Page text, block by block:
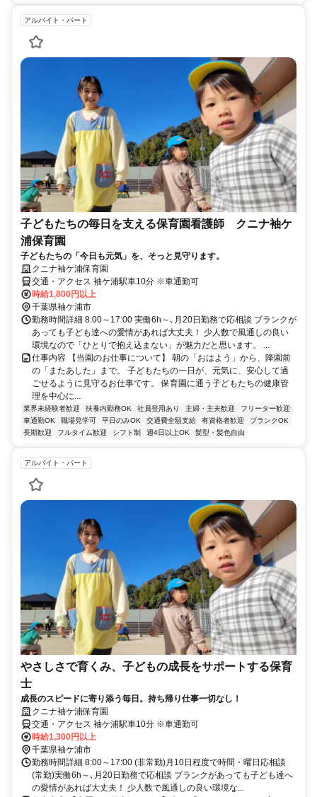
アルバイト・パート
子どもたちの毎日を支える保育園看護師 クニナ袖ケ
浦保育園
子どもたちの「今日も元気」を、そっと見守ります。
クニナ袖ケ浦保育園
交通・アクセス 袖ケ浦駅車10分 ※車通勤可
時給1,800円以上
千葉県袖ケ浦市
勤務時間詳細 8:00～17:00 実働6h～､月20日勤務で応相談 ブランクが
あっても子ども達への愛情があれば大丈夫！ 少人数で風通しの良い
環境なので「ひとりで抱え込まない」が魅力だと思います。 ...
仕事内容 【当園のお仕事について】 朝の「おはよう」から、降園前
の「またあした」まで。 子どもたちの一日が、元気に、安心して過
ごせるように見守るお仕事です。 保育園に通う子どもたちの健康管
理を中心に...
業界未経験者歓迎 扶養内勤務OK 社員登用あり 主婦・主夫歓迎
フリーター歓迎
車通勤OK
職場見学可 平日のみOK 交通費全額支給 有資格者歓迎
ブランクOK
長期歓迎
フルタイム歓迎 シフト制 週4日以上OK 髪型・髪色自由
アルバイト・パート
やさしさで育くみ、子どもの成長をサポートする保育
士
成長のスピードに寄り添う毎日。持ち帰り仕事一切なし！
クニナ袖ケ浦保育園
交通・アクセス 袖ケ浦駅車10分 ※車通勤可
時給1,300円以上
千葉県袖ケ浦市
勤務時間詳細 8:00～17:00 (非常勤)月10日程度で時間・曜日応相談
(常勤)実働6h～､月20日勤務で応相談 ブランクがあっても子ども達へ
の愛情があれば大丈夫！ 少人数で風通しの良い環境な...